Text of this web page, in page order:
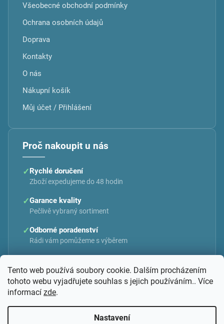
Tento web používá soubory cookie. Dalším procházením
tohoto webu vyjadřujete souhlas s jejich používáním.. Více
informací zde.
Nastavení
Všeobecné obchodní podmínky
Ochrana osobních údajů
Doprava
Kontakty
O nás
Nákupní košík
Můj účet / Přihlášení
Proč nakoupit u nás
✓Rychlé doručení
Zboží expedujeme do 48 hodin
✓Garance kvality
Pečlivě vybraný sortiment
✓Odborné poradenství
Rádi vám pomůžeme s výběrem